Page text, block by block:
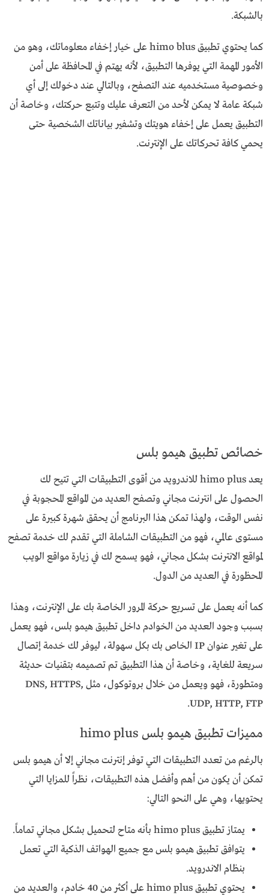
بالشبكة.
كما يحتوي تطبيق himo blus على خيار إخفاء معلوماتك، وهو من
الأمور المهمة التي يوفرها التطبيق، لأنه يهتم في المحافظة على أمن
وخصوصية مستخدميه عند التصفح، وبالتالي عند دخولك إلى أي
شبكة عامة لا يمكن لأحد من التعرف عليك وتتبع حركتك، وخاصة أن
التطبيق يعمل على إخفاء هويتك وتشفير بياناتك الشخصية حتى
يحمي كافة تحركاتك على الإنترنت.
خصائص تطبيق هيمو بلس
يعد himo plus للاندرويد من أقوى التطبيقات التي تتيح لك
الحصول على انترنت مجاني وتصفح العديد من المواقع المحجوبة في
نفس الوقت، ولهذا تمكن هذا البرنامج أن يحقق شهرة كبيرة على
مستوى عالمي، فهو من التطبيقات الشاملة التي تقدم لك خدمة تصفح
لمواقع الانترنت بشكل مجاني، فهو يسمح لك في زيارة مواقع الويب
المحظورة في العديد من الدول.
كما أنه يعمل على تسريع حركة المرور الخاصة بك على الإنترنت، وهذا
بسبب وجود العديد من الخوادم داخل تطبيق هيمو بلس، فهو يعمل
على تغير عنوان IP الخاص بك بكل سهولة، ليوفر لك خدمة إتصال
سريعة للغاية، وخاصة أن هذا التطبيق تم تصميمه بتقنيات حديثة
ومتطورة، فهو ويعمل من خلال بروتوكول، مثل DNS, HTTPS,
UDP, HTTP, FTP.
مميزات تطبيق هيمو بلس himo plus
بالرغم من تعدد التطبيقات التي توفر إنترنت مجاني إلا أن هيمو بلس
تمكن أن يكون من أهم وأفضل هذه التطبيقات، نظراً للمزايا التي
يحتويها، وهي على النحو التالي:
يمتاز تطبيق himo plus بأنه متاح لتحميل بشكل مجاني تماماً.
يتوافق تطبيق هيمو بلس مع جميع الهواتف الذكية التي تعمل
بنظام الاندرويد.
يحتوي تطبيق himo plus على أكثر من 40 خادم، والعديد من